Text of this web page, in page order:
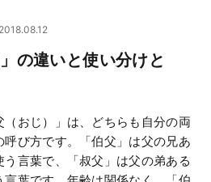
の違いと使い分けと
（おじ）」は、どちらも自分の両
び方です。「伯父」は父の兄あ
言葉で、「叔父」は父の弟ある